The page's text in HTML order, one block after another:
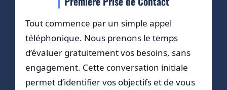
Tout commence par un simple appel
téléphonique. Nous prenons le temps
d’évaluer gratuitement vos besoins, sans
engagement. Cette conversation initiale
permet d’identifier vos objectifs et de vous